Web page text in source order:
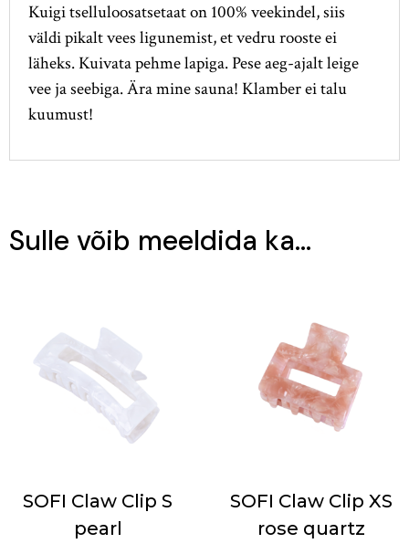
Kuigi tselluloosatsetaat on 100% veekindel, siis
väldi pikalt vees ligunemist, et vedru rooste ei
läheks. Kuivata pehme lapiga. Pese aeg-ajalt leige
vee ja seebiga. Ära mine sauna! Klamber ei talu
kuumust!
Sulle võib meeldida ka…
SOFI Claw Clip S
pearl
SOFI Claw Clip XS
rose quartz